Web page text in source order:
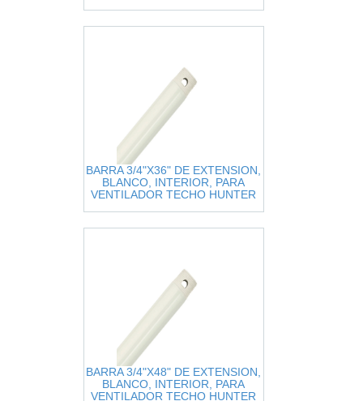
BARRA 3/4"X36" DE EXTENSION,
BLANCO, INTERIOR, PARA
VENTILADOR TECHO HUNTER
BARRA 3/4"X48" DE EXTENSION,
BLANCO, INTERIOR, PARA
VENTILADOR TECHO HUNTER